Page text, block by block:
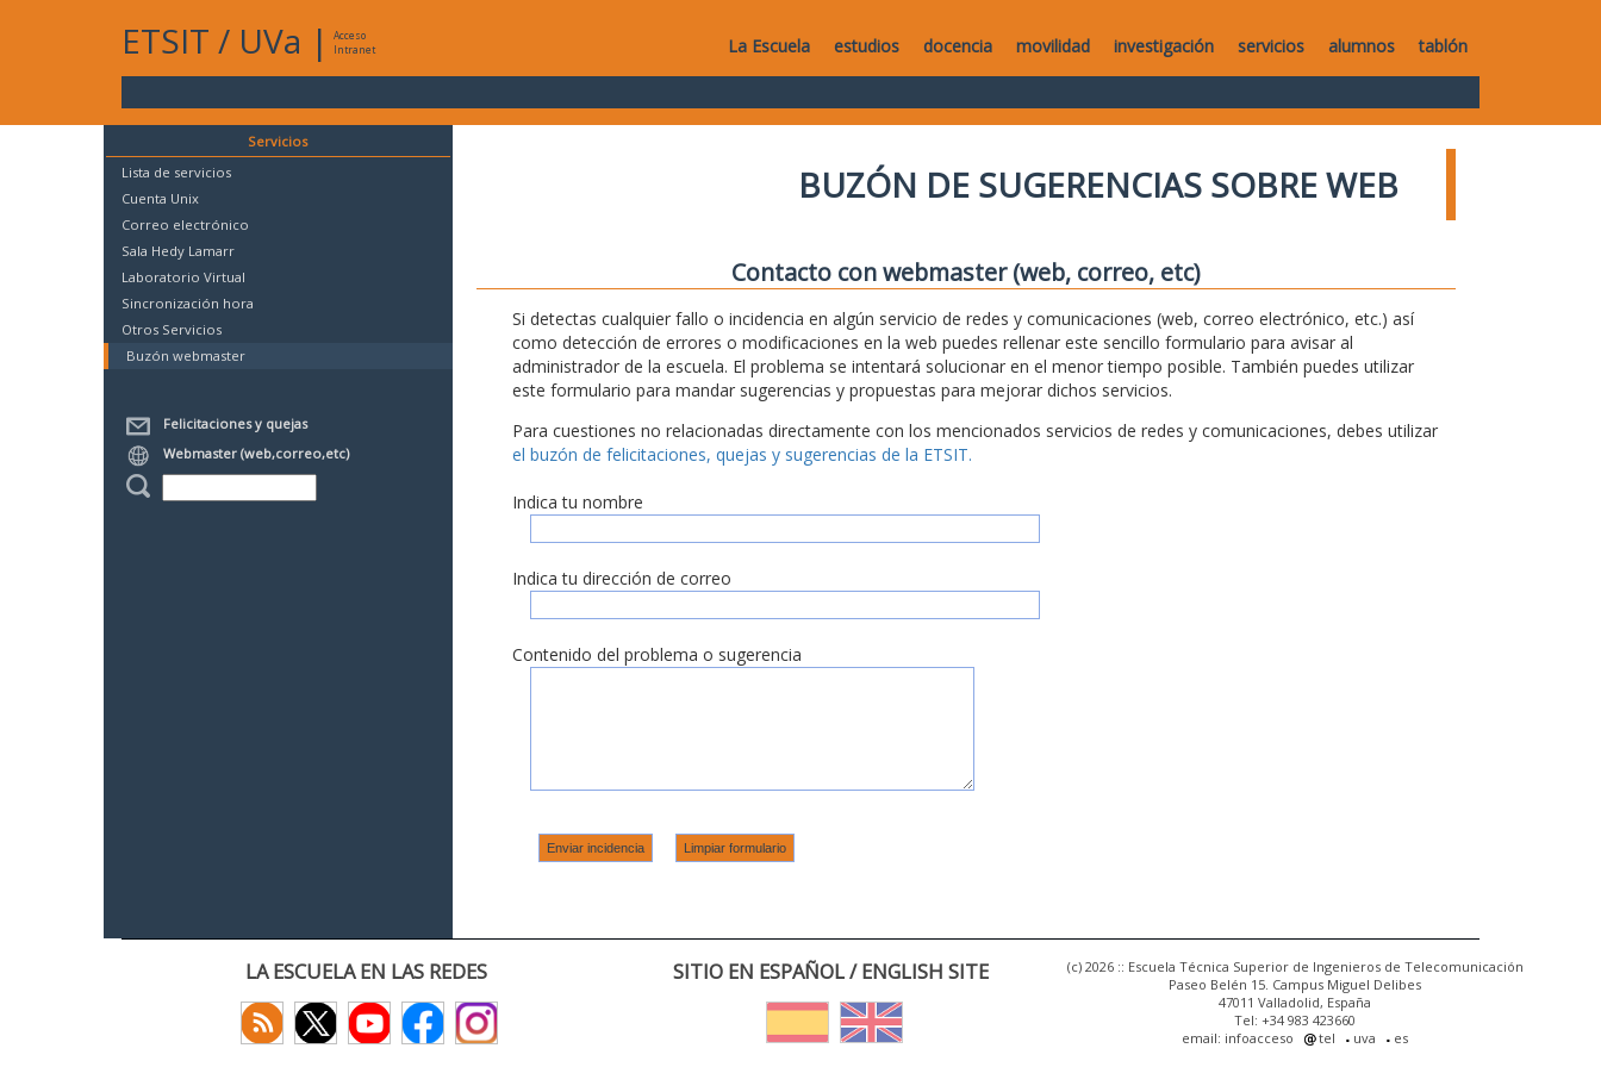
ETSIT / UVa |
Acceso
Intranet
La Escuela estudios docencia movilidad investigación servicios alumnos tablón
Servicios
Lista de servicios
Cuenta Unix
Correo electrónico
Sala Hedy Lamarr
Laboratorio Virtual
Sincronización hora
Otros Servicios
Buzón webmaster
Felicitaciones y quejas
Webmaster (web,correo,etc)
BUZÓN DE SUGERENCIAS SOBRE WEB
Contacto con webmaster (web, correo, etc)
Si detectas cualquier fallo o incidencia en algún servicio de redes y comunicaciones (web, correo electrónico, etc.) así
como detección de errores o modificaciones en la web puedes rellenar este sencillo formulario para avisar al
administrador de la escuela. El problema se intentará solucionar en el menor tiempo posible. También puedes utilizar
este formulario para mandar sugerencias y propuestas para mejorar dichos servicios.
Para cuestiones no relacionadas directamente con los mencionados servicios de redes y comunicaciones, debes utilizar
el buzón de felicitaciones, quejas y sugerencias de la ETSIT.
Indica tu nombre
Indica tu dirección de correo
Contenido del problema o sugerencia
LA ESCUELA EN LAS REDES SITIO EN ESPAÑOL / ENGLISH SITE
(c) 2026 :: Escuela Técnica Superior de Ingenieros de Telecomunicación
Paseo Belén 15. Campus Miguel Delibes
47011 Valladolid, España
Tel: +34 983 423660
email: infoacceso
tel uva es